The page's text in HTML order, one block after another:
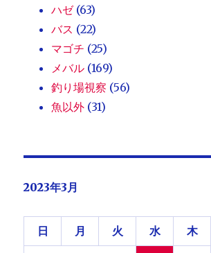
ハゼ(63)
バス (22)
マゴチ (25)
メバル (169)
釣り場視察 (56)
魚以外 (31)
2023年3月
日 月 火 水 木